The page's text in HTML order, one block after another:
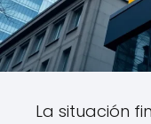
La situación